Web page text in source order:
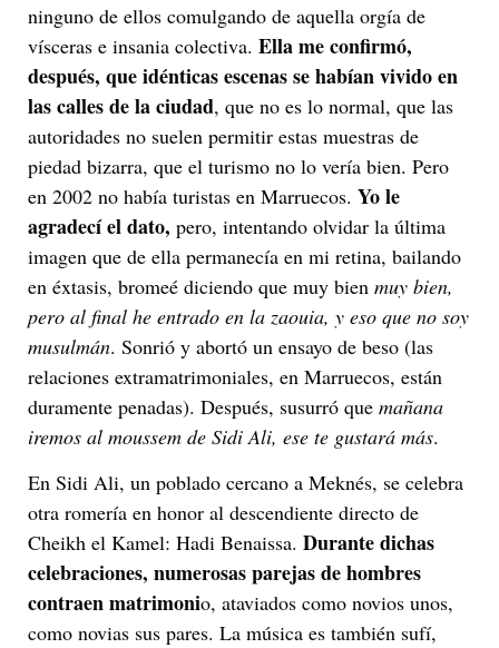
ninguno de ellos comulgando de aquella orgía de
vísceras e insania colectiva. Ella me confirmó,
después, que idénticas escenas se habían vivido en
las calles de la ciudad, que no es lo normal, que las
autoridades no suelen permitir estas muestras de
piedad bizarra, que el turismo no lo vería bien. Pero
en 2002 no había turistas en Marruecos. Yo le
agradecí el dato, pero, intentando olvidar la última
imagen que de ella permanecía en mi retina, bailando
en éxtasis, bromeé diciendo que muy bien muy bien,
pero al final he entrado en la zaouia, y eso que no soy
musulmán. Sonrió y abortó un ensayo de beso (las
relaciones extramatrimoniales, en Marruecos, están
duramente penadas). Después, susurró que mañana
iremos al moussem de Sidi Ali, ese te gustará más.
En Sidi Ali, un poblado cercano a Meknés, se celebra
otra romería en honor al descendiente directo de
Cheikh el Kamel: Hadi Benaissa. Durante dichas
celebraciones, numerosas parejas de hombres
contraen matrimonio, ataviados como novios unos,
como novias sus pares. La música es también sufí,